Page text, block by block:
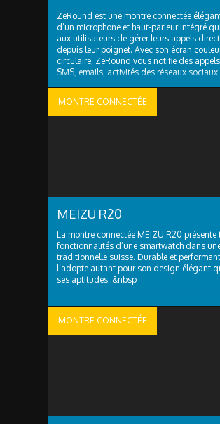
ZeRound est une montre connectée
d’un microphone et haut-parleur intégré
aux utilisateurs de gérer leurs appels
depuis leur poignet. Avec son écran
circulaire, ZeRound vous notifie des
SMS, emails, activités des réseaux sociaux
consulter votre téléphone. ZeRound est ..
MONTRE CONNECTÉE
MEIZU R20
La montre connectée MEIZU R20 présente
fonctionnalités d’une smartwatch dans
traditionnelle suisse. Durable et
l’adopte autant pour son design élégant
ses aptitudes. &nbsp
MONTRE CONNECTÉE